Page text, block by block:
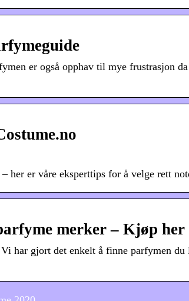
er også opphav til mye frustrasjon
her er våre eksperttips for å velge rett
merker – Kjøp her
har gjort det enkelt å finne parfymen